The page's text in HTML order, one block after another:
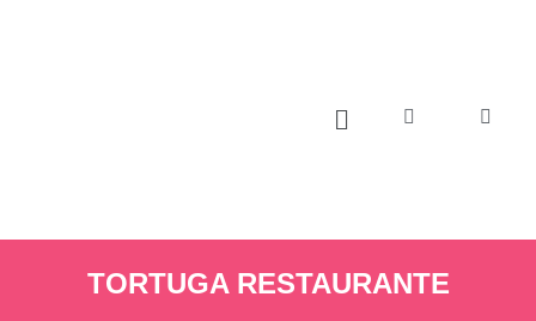
TORTUGA RESTAURANTE